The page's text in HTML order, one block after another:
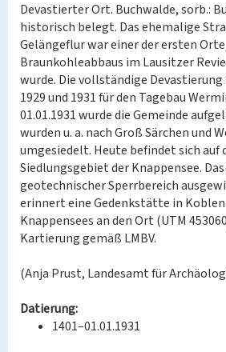
Devastierter Ort. Buchwalde, sorb.:
historisch belegt. Das ehemalige
Gelängeflur war einer der ersten
Braunkohleabbaus im Lausitzer
wurde. Die vollständige
1929 und 1931 für den Tagebau
01.01.1931 wurde die Gemeinde
wurden u. a. nach Groß Särchen und
umgesiedelt. Heute befindet sich auf
Siedlungsgebiet der Knappensee.
geotechnischer Sperrbereich
erinnert eine Gedenkstätte in
Knappensees an den Ort (UTM
Kartierung gemäß LMBV.
(Anja Prust, Landesamt für
Datierung:
1401–01.01.1931